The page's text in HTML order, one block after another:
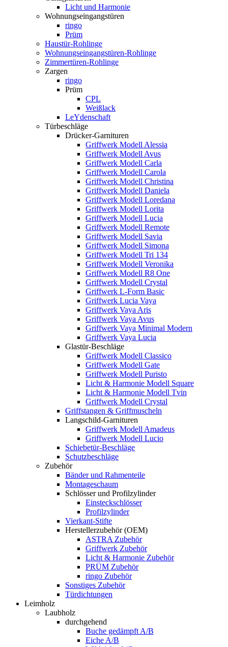
Licht und Harmonie
Wohnungseingangstüren
ringo
Prüm
Haustür-Rohlinge
Wohnungseingangstüren-Rohlinge
Zimmertüren-Rohlinge
Zargen
ringo
Prüm
CPL
Weißlack
LeYdenschaft
Türbeschläge
Drücker-Garnituren
Griffwerk Modell Alessia
Griffwerk Modell Avus
Griffwerk Modell Carla
Griffwerk Modell Carola
Griffwerk Modell Christina
Griffwerk Modell Daniela
Griffwerk Modell Loredana
Griffwerk Modell Lorita
Griffwerk Modell Lucia
Griffwerk Modell Remote
Griffwerk Modell Savia
Griffwerk Modell Simona
Griffwerk Modell Tri 134
Griffwerk Modell Veronika
Griffwerk Modell R8 One
Griffwerk Modell Crystal
Griffwerk L-Form Basic
Griffwerk Lucia Vaya
Griffwerk Vaya Aris
Griffwerk Vaya Avus
Griffwerk Vaya Minimal Modern
Griffwerk Vaya Lucia
Glastür-Beschläge
Griffwerk Modell Classico
Griffwerk Modell Gate
Griffwerk Modell Puristo
Licht & Harmonie Modell Square
Licht & Harmonie Modell Tvin
Griffwerk Modell Crystal
Griffstangen & Griffmuscheln
Langschild-Garnituren
Griffwerk Modell Amadeus
Griffwerk Modell Lucio
Schiebetür-Beschläge
Schutzbeschläge
Zubehör
Bänder und Rahmenteile
Montageschaum
Schlösser und Profilzylinder
Einsteckschlösser
Profilzylinder
Vierkant-Stifte
Herstellerzubehör (OEM)
ASTRA Zubehör
Griffwerk Zubehör
Licht & Harmonie Zubehör
PRÜM Zubehör
ringo Zubehör
Sonstiges Zubehör
Türdichtungen
Leimholz
Laubholz
durchgehend
Buche gedämpft A/B
Eiche A/B